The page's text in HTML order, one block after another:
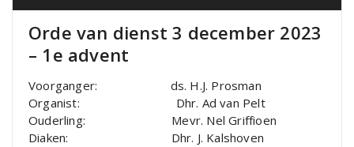
Orde van dienst 3 december 2023
– 1e advent
Voorganger: ds. H.J. Prosman
Organist: Dhr. Ad van Pelt
Ouderling: Mevr. Nel Griffioen
Diaken: Dhr. J. Kalshoven